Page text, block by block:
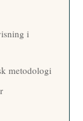
i
metodologi